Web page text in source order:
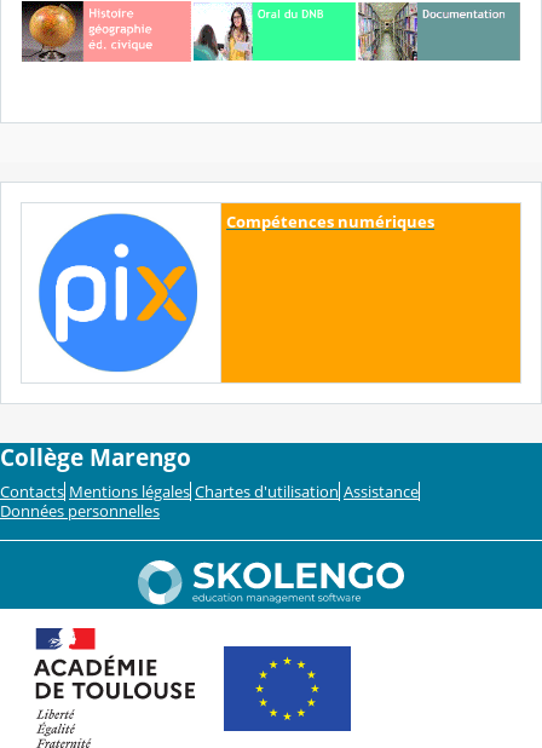
Compétences numériques
Collège Marengo
Contacts Mentions légales Chartes d'utilisation Assistance
Données personnelles